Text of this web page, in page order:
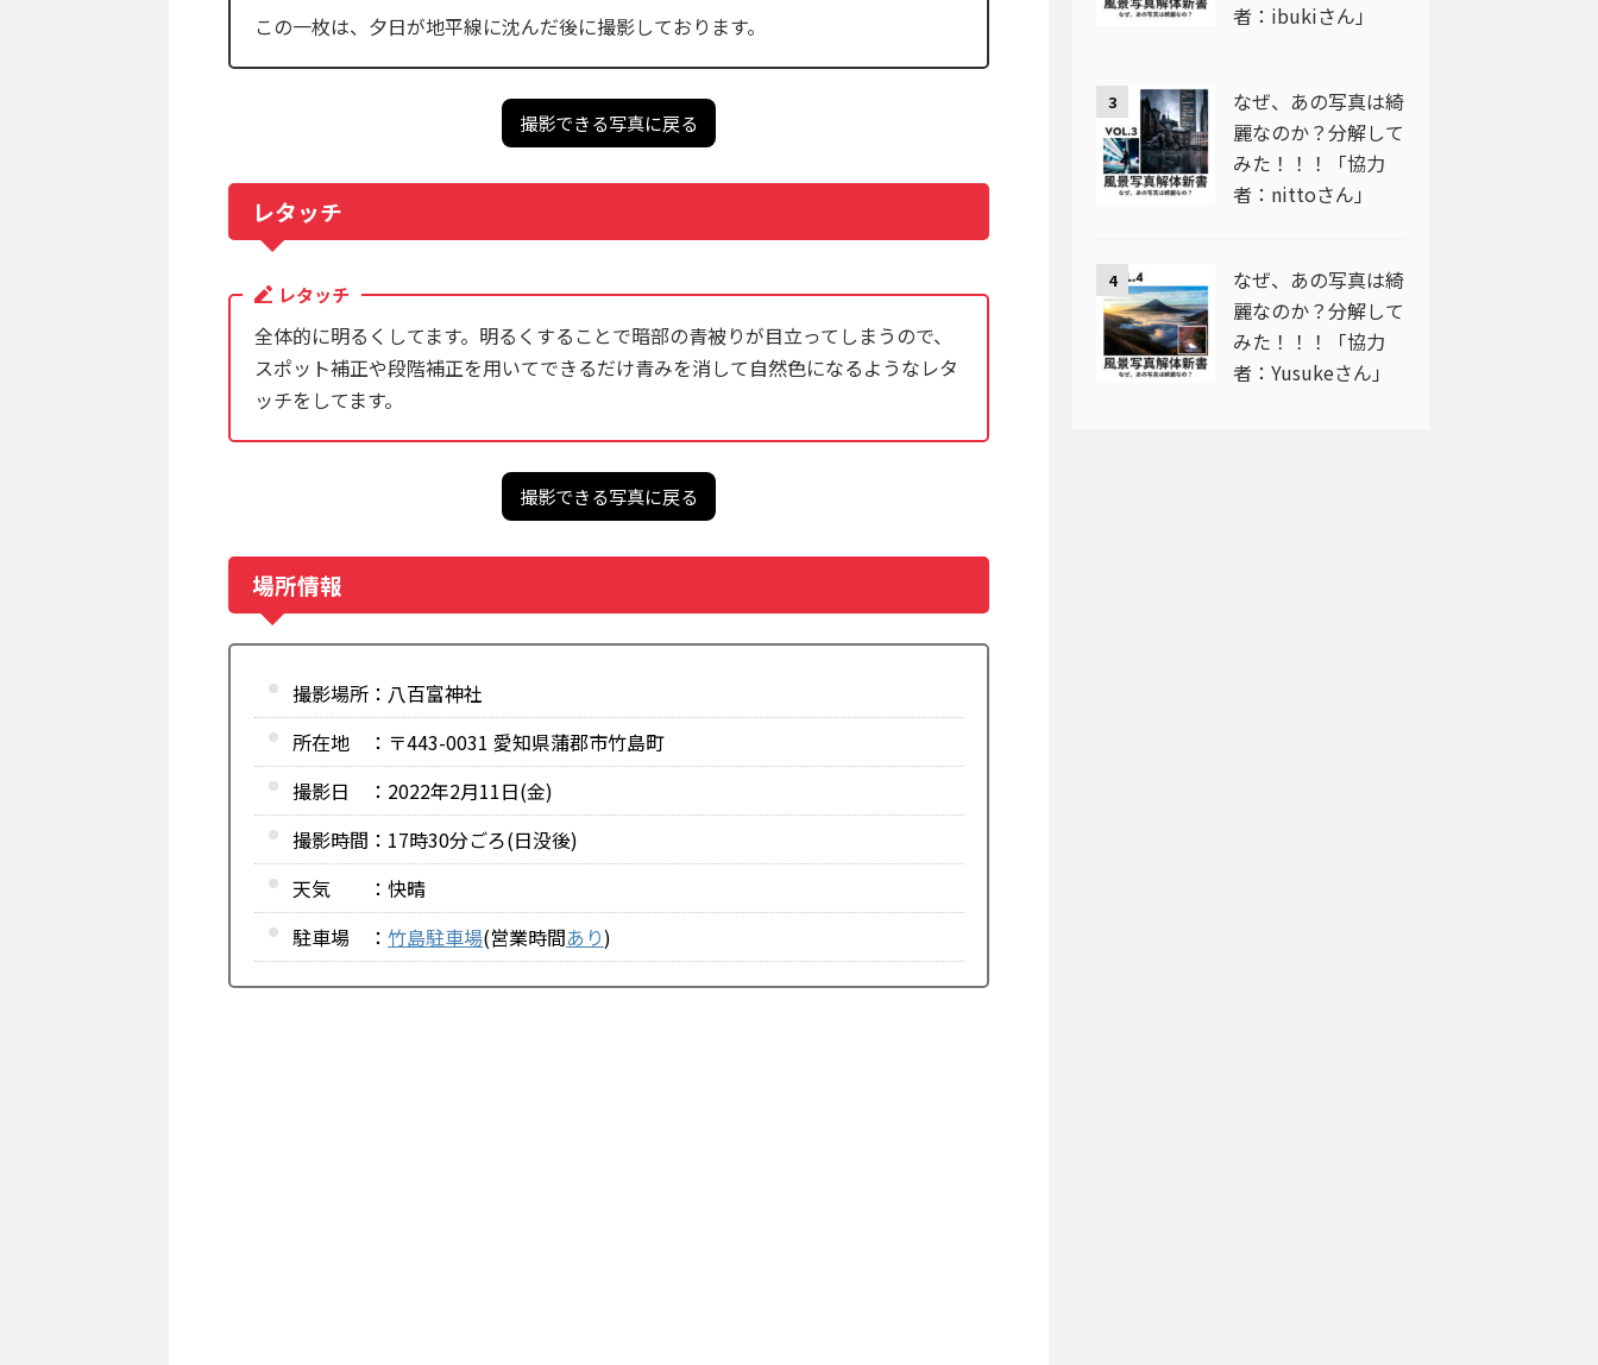
この一枚は、夕日が地平線に沈んだ後に撮影しております。
撮影できる写真に戻る
レタッチ
レタッチ
全体的に明るくしてます。明るくすることで暗部の青被りが目立ってしまうので、
スポット補正や段階補正を用いてできるだけ青みを消して自然色になるようなレタ
ッチをしてます。
撮影できる写真に戻る
場所情報
撮影場所：八百富神社
所在地 ：〒443-0031 愛知県蒲郡市竹島町
撮影日 ：2022年2月11日(金)
撮影時間：17時30分ごろ(日没後)
天気 ：快晴
駐車場 ： 竹島駐車場(営業時間あり)
者：ibukiさん」
3
なぜ、あの写真は綺
麗なのか？分解して
みた！！！「協力
者：nittoさん」
4
なぜ、あの写真は綺
麗なのか？分解して
みた！！！「協力
者：Yusukeさん」